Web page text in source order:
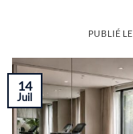
PUBLIÉ LE
14
Juil